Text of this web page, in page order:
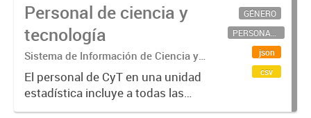
Personal de ciencia y
tecnología
Sistema de Información de Ciencia y
Tecnología Argentino (SICYTAR)
El personal de CyT en una unidad
estadística incluye a todas las
personas involucradas
GÉNERO
PERSONAL CIENTÍFICO-TECNOLÓGICO
json
csv